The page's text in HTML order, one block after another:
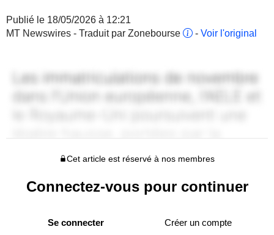
Publié le 18/05/2026 à 12:21
MT Newswires - Traduit par Zonebourse
- Voir l'original
Cet article est réservé à nos membres
Connectez-vous pour continuer
Se connecter Créer un compte